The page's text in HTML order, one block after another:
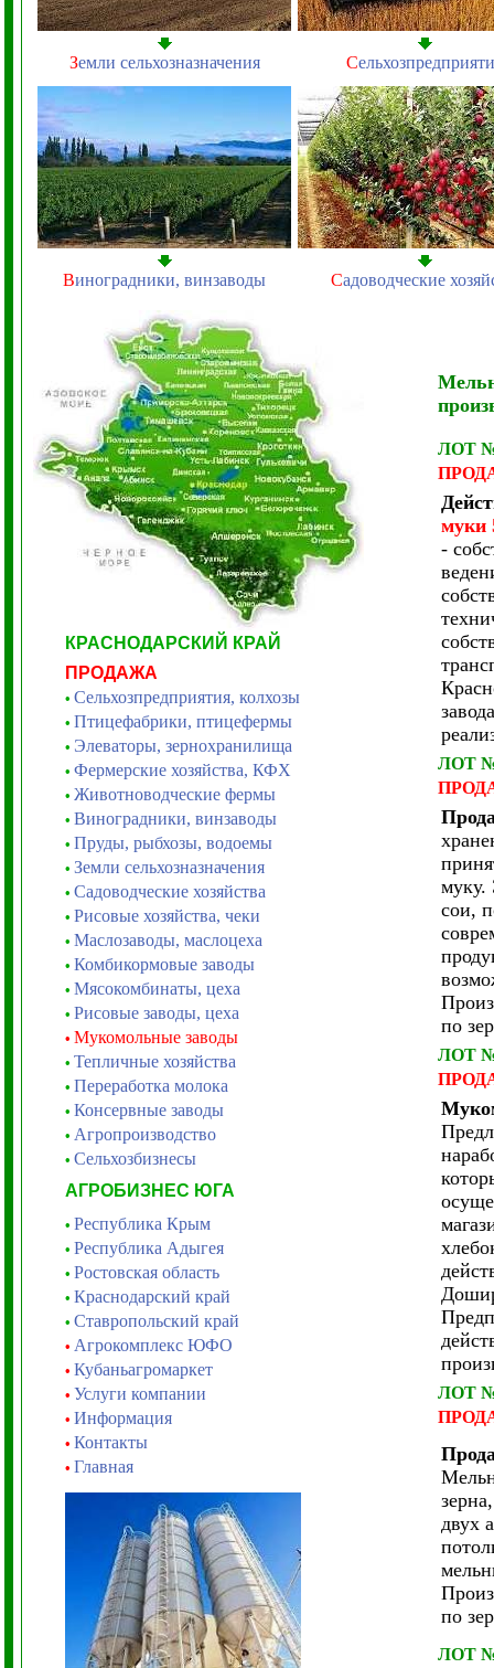
Земли сельхозназначения С
Виноградники, винзаводы Садоводческие
КРАСНОДАРСКИЙ КРАЙ
ПРОДАЖА
• Сельхозпредприятия, колхозы
• Птицефабрики, птицефермы
• Элеваторы, зернохранилища
• Фермерские хозяйства, КФХ
• Животноводческие фермы
• Виноградники, винзаводы
• Пруды, рыбхозы, водоемы
• Земли сельхозназначения
• Садоводческие хозяйства
• Рисовые хозяйства, чеки
• Маслозаводы, маслоцеха
• Комбикормовые заводы
• Мясокомбинаты, цеха
• Рисовые заводы, цеха
• Мукомольные заводы
• Тепличные хозяйства
• Переработка молока
• Консервные заводы
• Агропроизводство
• Сельхозбизнесы
АГРОБИЗНЕС ЮГА
• Республика Крым
• Республика Адыгея
• Ростовская область
• Краснодарский край
• Ставропольский край
• Агрокомплекс ЮФО
• Кубаньагромаркет
• Услуги компании
• Информация
• Контакты
• Главная
ЛОТ
муки
-
ЛОТ
муку.
сои,
по
ЛОТ
ЛОТ
двух
по
ЛОТ